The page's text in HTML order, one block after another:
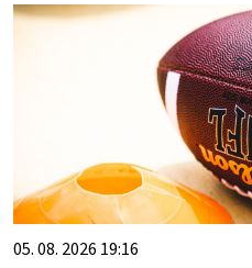
05. 08. 2026 19:16